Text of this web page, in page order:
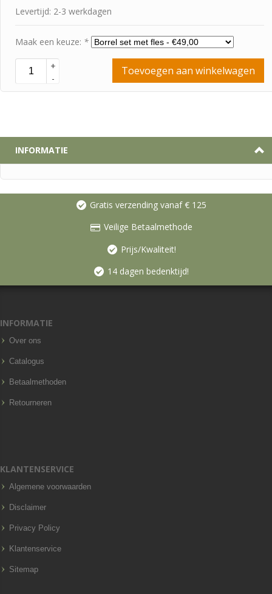
Levertijd: 2-3 werkdagen
Maak een keuze: *
+
-
Toevoegen aan winkelwagen
INFORMATIE
Gratis verzending vanaf € 125
Veilige Betaalmethode
Prijs/Kwaliteit!
14 dagen bedenktijd!
INFORMATIE
Over ons
Catalogus
Betaalmethoden
Retourneren
KLANTENSERVICE
Algemene voorwaarden
Disclaimer
Privacy Policy
Klantenservice
Sitemap